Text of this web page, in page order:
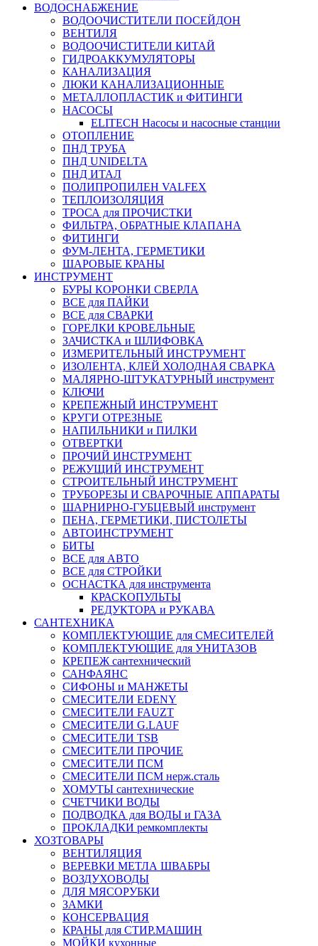
ВОДОСНАБЖЕНИЕ
ВОДООЧИСТИТЕЛИ ПОСЕЙДОН
ВЕНТИЛЯ
ВОДООЧИСТИТЕЛИ КИТАЙ
ГИДРОАККУМУЛЯТОРЫ
КАНАЛИЗАЦИЯ
ЛЮКИ КАНАЛИЗАЦИОННЫЕ
МЕТАЛЛОПЛАСТИК и ФИТИНГИ
НАСОСЫ
ELITECH Насосы и насосные станции
ОТОПЛЕНИЕ
ПНД ТРУБА
ПНД UNIDELTA
ПНД ИТАЛ
ПОЛИПРОПИЛЕН VALFEX
ТЕПЛОИЗОЛЯЦИЯ
ТРОСА для ПРОЧИСТКИ
ФИЛЬТРА, ОБРАТНЫЕ КЛАПАНА
ФИТИНГИ
ФУМ-ЛЕНТА, ГЕРМЕТИКИ
ШАРОВЫЕ КРАНЫ
ИНСТРУМЕНТ
БУРЫ КОРОНКИ СВЕРЛА
ВСЕ для ПАЙКИ
ВСЕ для СВАРКИ
ГОРЕЛКИ КРОВЕЛЬНЫЕ
ЗАЧИСТКА и ШЛИФОВКА
ИЗМЕРИТЕЛЬНЫЙ ИНСТРУМЕНТ
ИЗОЛЕНТА, КЛЕЙ ХОЛОДНАЯ СВАРКА
МАЛЯРНО-ШТУКАТУРНЫЙ инструмент
КЛЮЧИ
КРЕПЕЖНЫЙ ИНСТРУМЕНТ
КРУГИ ОТРЕЗНЫЕ
НАПИЛЬНИКИ и ПИЛКИ
ОТВЕРТКИ
ПРОЧИЙ ИНСТРУМЕНТ
РЕЖУЩИЙ ИНСТРУМЕНТ
СТРОИТЕЛЬНЫЙ ИНСТРУМЕНТ
ТРУБОРЕЗЫ И СВАРОЧНЫЕ АППАРАТЫ
ШАРНИРНО-ГУБЦЕВЫЙ инструмент
ПЕНА, ГЕРМЕТИКИ, ПИСТОЛЕТЫ
АВТОИНСТРУМЕНТ
БИТЫ
ВСЕ для АВТО
ВСЕ для СТРОЙКИ
ОСНАСТКА для инструмента
КРАСКОПУЛЬТЫ
РЕДУКТОРА и РУКАВА
САНТЕХНИКА
КОМПЛЕКТУЮЩИЕ для СМЕСИТЕЛЕЙ
КОМПЛЕКТУЮЩИЕ для УНИТАЗОВ
КРЕПЕЖ сантехнический
САНФАЯНС
СИФОНЫ и МАНЖЕТЫ
СМЕСИТЕЛИ EDENY
СМЕСИТЕЛИ FAUZT
СМЕСИТЕЛИ G.LAUF
СМЕСИТЕЛИ TSB
СМЕСИТЕЛИ ПРОЧИЕ
СМЕСИТЕЛИ ПСМ
СМЕСИТЕЛИ ПСМ нерж.сталь
ХОМУТЫ сантехнические
СЧЕТЧИКИ ВОДЫ
ПОДВОДКА для ВОДЫ и ГАЗА
ПРОКЛАДКИ ремкомплекты
ХОЗТОВАРЫ
ВЕНТИЛЯЦИЯ
ВЕРЕВКИ МЕТЛА ШВАБРЫ
ВОЗДУХОВОДЫ
ДЛЯ МЯСОРУБКИ
ЗАМКИ
КОНСЕРВАЦИЯ
КРАНЫ для СТИР.МАШИН
МОЙКИ кухонные